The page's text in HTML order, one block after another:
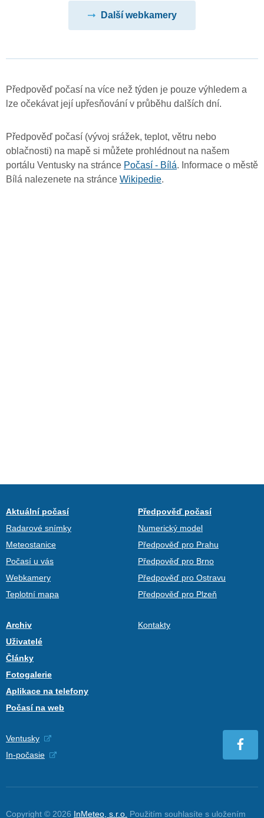
Další webkamery
Předpověď počasí na více než týden je pouze výhledem a
lze očekávat její upřesňování v průběhu dalších dní.
Předpověď počasí (vývoj srážek, teplot, větru nebo
oblačnosti) na mapě si můžete prohlédnout na našem
portálu Ventusky na stránce Počasí - Bílá. Informace o městě
Bílá nalezenete na stránce Wikipedie.
Aktuální počasí
Radarové snímky
Meteostanice
Počasí u vás
Webkamery
Teplotní mapa
Předpověď počasí
Numerický model
Předpověď pro Prahu
Předpověď pro Brno
Předpověď pro Ostravu
Předpověď pro Plzeň
Archiv
Uživatelé
Články
Fotogalerie
Aplikace na telefony
Počasí na web
Kontakty
Ventusky
In-počasie
Copyright © 2026 InMeteo, s.r.o. Použitím souhlasíte s uložením